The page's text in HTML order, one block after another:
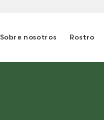
Sobre nosotros Rostro